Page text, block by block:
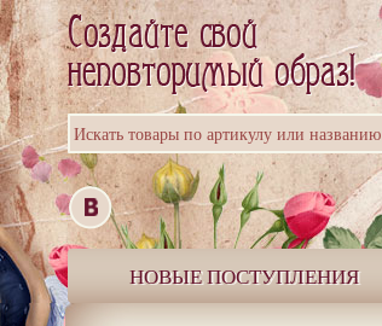
Искать товары по артикулу или названию
НОВЫЕ ПОСТУПЛЕНИЯ